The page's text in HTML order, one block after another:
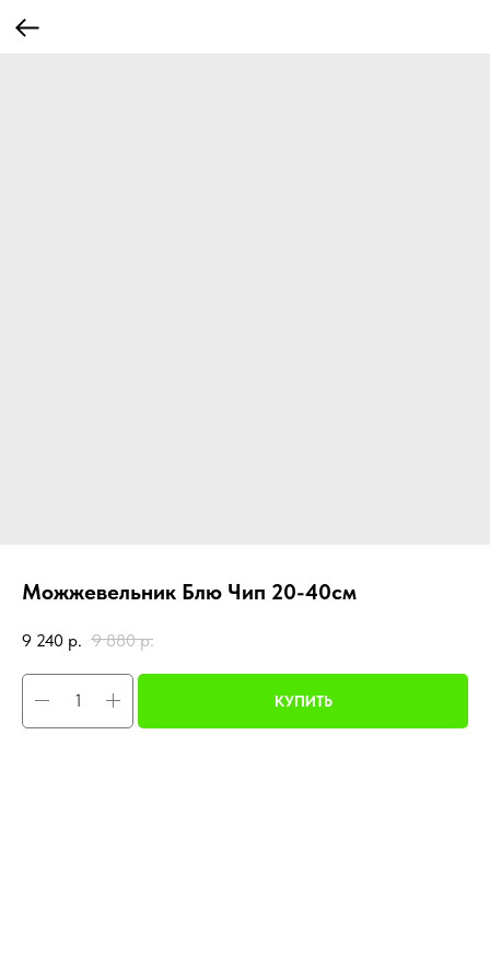
Можжевельник Блю Чип 20-40см
9 240 р. 9 880 р.
КУПИТЬ